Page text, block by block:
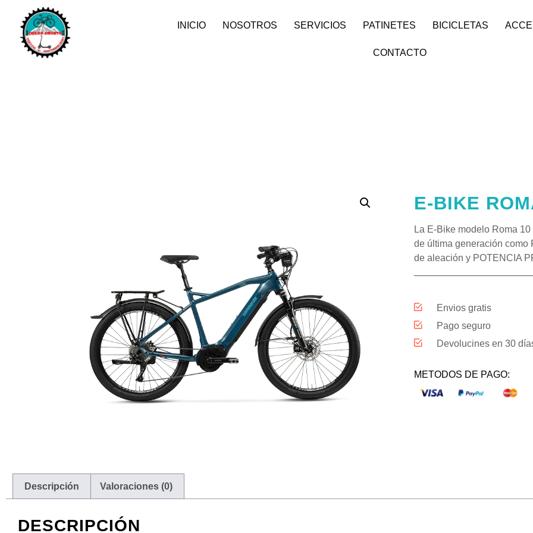
INICIO NOSOTROS SERVICIOS PATINETES BICICLETAS
CONTACTO
E-BIKE
La E-Bike modelo Roma
de última generación como
de aleación y POTENCIA
Envios gratis
Pago seguro
Devolucines en 30
METODOS DE PAGO:
Descripción Valoraciones (0)
DESCRIPCIÓN